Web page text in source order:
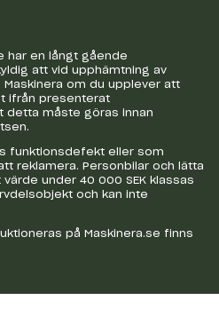
har en långt gående
att vid upphämtning av
om du upplever att
ifrån presenterat
detta måste göras innan
funktionsdefekt eller som
reklamera. Personbilar och lätta
under 40 000 SEK klassas
och kan inte
på Maskinera.se finns